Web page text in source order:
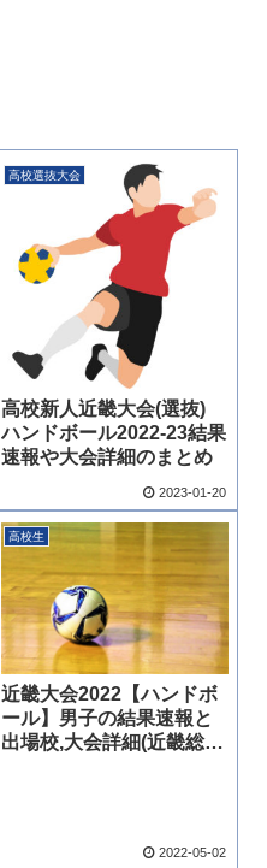
高校選抜大会
高校新人近畿大会(選抜)
ハンドボール2022-23結果
速報や大会詳細のまとめ
2023-01-20
高校生
近畿大会2022【ハンドボ
ール】男子の結果速報と
出場校,大会詳細(近畿総
2022-05-02